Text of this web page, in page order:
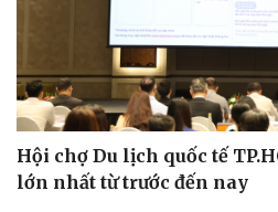
Hội chợ Du lịch quốc tế
lớn nhất từ trước đến nay